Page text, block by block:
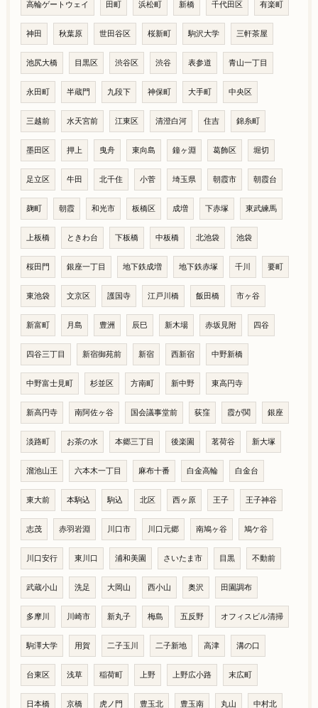
高輪ゲートウェイ 田町 浜松町 新橋 千代田区 有楽町
神田 秋葉原 世田谷区 桜新町 駒沢大学 三軒茶屋
池尻大橋 目黒区 渋谷区 渋谷 表参道 青山一丁目
永田町 半蔵門 九段下 神保町 大手町 中央区
三越前 水天宮前 江東区 清澄白河 住吉 錦糸町
墨田区 押上 曳舟 東向島 鐘ヶ淵 葛飾区 堀切
足立区 牛田 北千住 小菅 埼玉県 朝霞市 朝霞台
麹町 朝霞 和光市 板橋区 成増 下赤塚 東武練馬
上板橋 ときわ台 下板橋 中板橋 北池袋 池袋
桜田門 銀座一丁目 地下鉄成増 地下鉄赤塚 千川 要町
東池袋 文京区 護国寺 江戸川橋 飯田橋 市ヶ谷
新富町 月島 豊洲 辰巳 新木場 赤坂見附 四谷
四谷三丁目 新宿御苑前 新宿 西新宿 中野新橋
中野富士見町 杉並区 方南町 新中野 東高円寺
新高円寺 南阿佐ヶ谷 国会議事堂前 荻窪 霞が関 銀座
淡路町 お茶の水 本郷三丁目 後楽園 茗荷谷 新大塚
溜池山王 六本木一丁目 麻布十番 白金高輪 白金台
東大前 本駒込 駒込 北区 西ヶ原 王子 王子神谷
志茂 赤羽岩淵 川口市 川口元郷 南鳩ヶ谷 鳩ケ谷
川口安行 東川口 浦和美園 さいたま市 目黒 不動前
武蔵小山 洗足 大岡山 西小山 奥沢 田園調布
多摩川 川崎市 新丸子 梅島 五反野 オフィスビル清掃
駒澤大学 用賀 二子玉川 二子新地 高津 溝の口
台東区 浅草 稲荷町 上野 上野広小路 末広町
日本橋 京橋 虎ノ門 豊玉北 豊玉南 丸山 中村北